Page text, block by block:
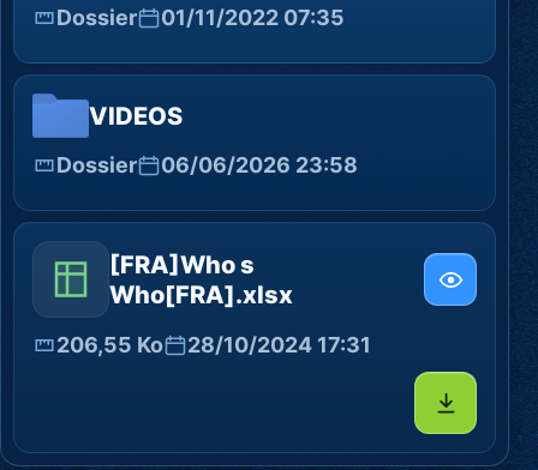
Dossier 01/11/2022 07:35
VIDEOS
Dossier 06/06/2026 23:58
[FRA]Who s
Who[FRA].xlsx
206,55 Ko 28/10/2024 17:31